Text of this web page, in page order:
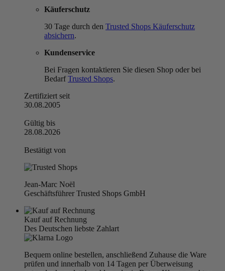
Käuferschutz
30 Tage durch den Trusted Shops Käuferschutz
absichern.
Kundenservice
Bei Fragen kontaktieren Sie diesen Shop oder bei
BedarfTrusted Shops.
Zertifiziert seit
30.08.2005
Gültig bis
28.08.2026
Bestätigt von
Jean-Marc Noël
Geschäftsführer Trusted Shops GmbH
Kauf auf Rechnung
Des Deutschen liebste Zahlart
Bequem online bestellen, anschließend Zuhause die Ware
prüfen und innerhalb von 14 Tagen per Überweisung